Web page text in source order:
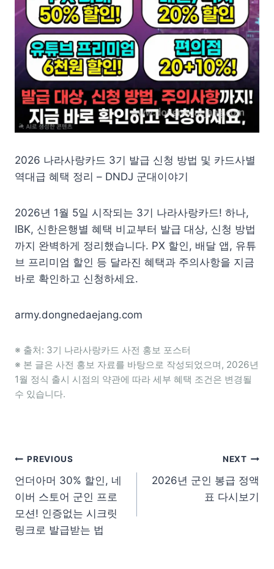
2026 나라사랑카드 3기 발급 신청 방법 및 카드사별
역대급 혜택 정리 – DNDJ 군대이야기
2026년 1월 5일 시작되는 3기 나라사랑카드! 하나,
IBK, 신한은행별 혜택 비교부터 발급 대상, 신청 방법
까지 완벽하게 정리했습니다. PX 할인, 배달 앱, 유튜
브 프리미엄 할인 등 달라진 혜택과 주의사항을 지금
바로 확인하고 신청하세요.
army.dongnedaejang.com
※ 출처: 3기 나라사랑카드 사전 홍보 포스터
※ 본 글은 사전 홍보 자료를 바탕으로 작성되었으며, 2026년
1월 정식 출시 시점의 약관에 따라 세부 혜택 조건은 변경될
수 있습니다.
글 탐색
PREVIOUS
언더아머 30% 할인, 네
이버 스토어 군인 프로
모션! 인증없는 시크릿
링크로 발급받는 법
NEXT
2026년 군인 봉급 정액
표 다시보기